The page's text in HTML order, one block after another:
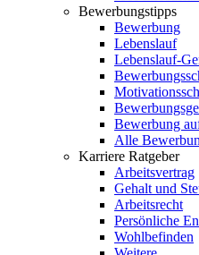
Bewerbungstipps
Bewerbung
Lebenslauf
Lebenslauf-
Bewerbung
Alle
Karriere Ratgeber
Arbeitsvertrag
Gehalt und
Arbeitsrecht
Persönliche
Wohlbefinden